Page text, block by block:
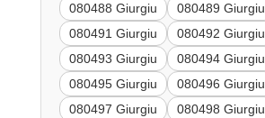
080488 Giurgiu
080489 Giurgiu
080491 Giurgiu
080492 Giurgiu
080493 Giurgiu
080494 Giurgiu
080495 Giurgiu
080496 Giurgiu
080497 Giurgiu
080498 Giurgiu